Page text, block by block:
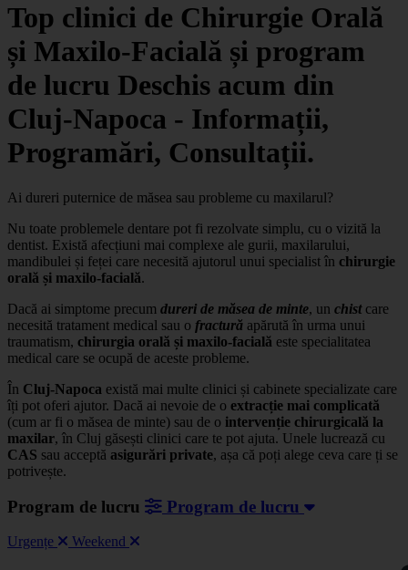
Top clinici de Chirurgie Orală
și Maxilo-Facială și program
de lucru Deschis acum din
Cluj-Napoca - Informații,
Programări, Consultații.
Ai dureri puternice de măsea sau probleme cu maxilarul?
Nu toate problemele dentare pot fi rezolvate simplu, cu o vizită la
dentist. Există afecțiuni mai complexe ale gurii, maxilarului,
mandibulei și feței care necesită ajutorul unui specialist în chirurgie
orală și maxilo-facială.
Dacă ai simptome precum dureri de măsea de minte, un chistcare
necesită tratament medical sau o fractură apărută în urma unui
traumatism, chirurgia orală și maxilo-facială este specialitatea
medical care se ocupă de aceste probleme.
În Cluj-Napoca există mai multe clinici și cabinete specializate care
îți pot oferi ajutor. Dacă ai nevoie de o extracție mai complicată
(cum ar fi o măsea de minte) sau de o intervenție chirurgicală la
maxilar, în Cluj găsești clinici care te pot ajuta. Unele lucrează cu
CAS sau acceptă asigurări private, așa că poți alege ceva care ți se
potrivește.
Program de lucru Program de lucru
Urgențe Weekend